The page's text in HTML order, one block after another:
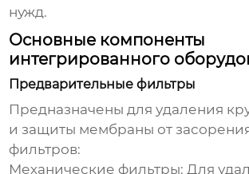
нужд.
Основные компоненты
интегрированного
Предварительные фильтры
Предназначены для удаления
и защиты мембраны от
фильтров:
Механические фильтры: Для